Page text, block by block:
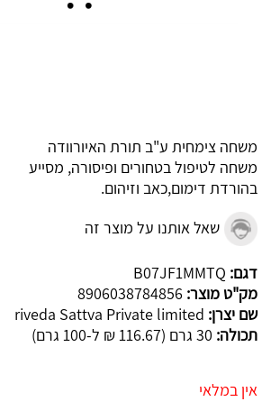
משחה צימחית ע"ב תורת האיורוודה
משחה לטיפול בטחורים ופיסורה, מסייע
בהורדת דימום,כאב וזיהום.
שאל אותנו על מוצר זה
דגם: B07JF1MMTQ
מק"ט מוצר: 8906038784856
שם יצרן: riveda Sattva Private limited
תכולה: 30 גרם (116.67 ₪ ל-100 גרם)
אין במלאי